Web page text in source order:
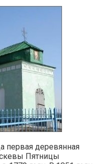
первая деревянная
Пятницы